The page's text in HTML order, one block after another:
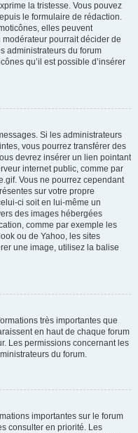
la tristesse. Vous pouvez
le formulaire de rédaction.
elles peuvent
pourrait décider de
administrateurs du forum
qu’il est possible d’insérer
Si les administrateurs
vous pourrez transférer des
devrez insérer un lien pointant
internet public, comme par
Vous ne pourrez cependant
sur votre propre
ci soit en lui-même un
des images hébergées
comme par exemple les
ou de Yahoo, les sites
une image, utilisez la balise
très importantes que
en haut de chaque forum
Les permissions concernant les
du forum.
importantes sur le forum
consulter en priorité. Les